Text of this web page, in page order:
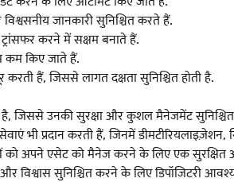
जानकारी सुनिश्चित करते हैं.
करने में सक्षम बनाते हैं.
कम किए जाते हैं.
हैं, जिससे लागत दक्षता सुनिश्चित होती है.
है, जिससे उनकी सुरक्षा और कुशल मैनेजमेंट
भी प्रदान करती हैं, जिनमें
अपने एसेट को मैनेज करने के लिए एक सुरक्षित और
सुनिश्चित करने के लिए डिपॉजिटरी